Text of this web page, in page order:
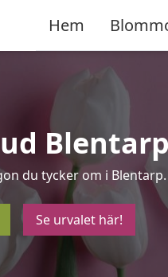
Hem
du tycker om i Blentarp.
Se urvalet här!